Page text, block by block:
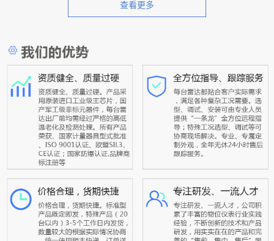
查看更多